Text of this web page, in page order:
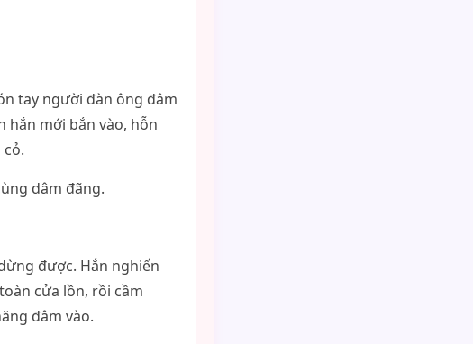
tay người đàn ông đâm
hắn mới bắn vào, hỗn
dâm đãng.
được. Hắn nghiến
cửa lồn, rồi cầm
đâm vào.